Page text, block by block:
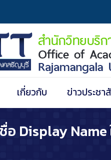
เกี่ยวกับ ข่าวประช
Display